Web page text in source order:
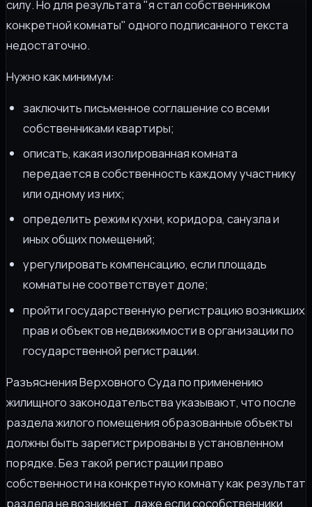
силу. Но для результата "я стал собственником
конкретной комнаты" одного подписанного текста
недостаточно.
Нужно как минимум:
заключить письменное соглашение со всеми
собственниками квартиры;
описать, какая изолированная комната
передается в собственность каждому участнику
или одному из них;
определить режим кухни, коридора, санузла и
иных общих помещений;
урегулировать компенсацию, если площадь
комнаты не соответствует доле;
пройти государственную регистрацию возникших
прав и объектов недвижимости в организации по
государственной регистрации.
Разъяснения Верховного Суда по применению
жилищного законодательства указывают, что после
раздела жилого помещения образованные объекты
должны быть зарегистрированы в установленном
порядке. Без такой регистрации право
собственности на конкретную комнату как результат
раздела не возникнет, даже если сособственники